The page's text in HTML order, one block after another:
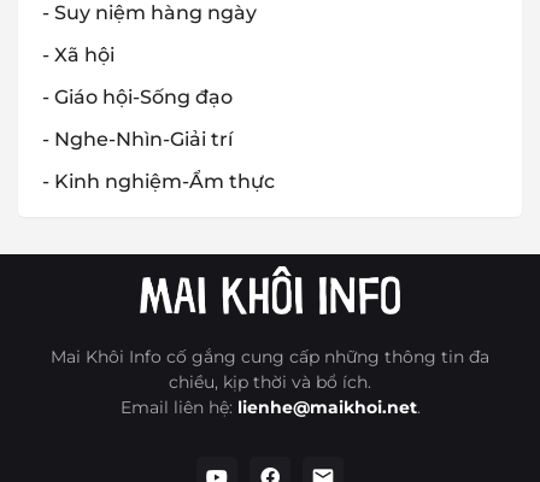
- Suy niệm hàng ngày
- Xã hội
- Giáo hội-Sống đạo
- Nghe-Nhìn-Giải trí
- Kinh nghiệm-Ẩm thực
Mai Khôi Info cố gắng cung cấp những thông tin đa
chiều, kịp thời và bổ ích.
Email liên hệ: lienhe@maikhoi.net.